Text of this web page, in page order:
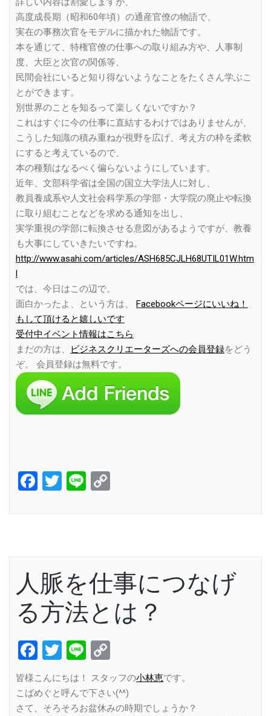
高度成長期（昭和60年頃）の通産官僚の物語で、
実在の事務次官をモデルに描かれた物語です。
本を通じて、特権官僚の仕事への取り組み方や、人事制
度、大臣と次官の関係等、
民間会社にいると知り得ないようなことをたくさん学ぶこ
とができます。
別世界のことを知るって楽しくないですか？
これはすぐに今の仕事に直結するわけではありませんが、
こうした知識の積み重ねが視野を広げ、考え方の枠を柔軟
にすると考えているので、
本の種類はなるべく偏らないようにしています。
近年、文部科学省は全国の国立大学法人に対し、
教員養成系や人文社会科学系の学部・大学院の廃止や転換
に取り組むことなどを求める通知を出し、
実学重視の学部に転換させる意図があるようですが、教養
も大事にしていきたいですね。
http://www.asahi.com/articles/ASH685CJLH68UTIL01W.htm
l
では、今日はこの辺で。
面白かったよ、という方は、 Facebookページにいいね！
もして頂けると嬉しいです
受付中イベント情報はこちら
まだの方は、
ビジネスクリエーターズへの会員登録をどう
ぞ。 会員登録は無料です。
Facebook
Twitter
Line
人脈を仕事につなげ
る方法とは？
Facebook
Twitter
Line
Link
皆様こんにちは！ スタッフの小林恵です。
こばめぐと呼んで下さい(^^)
さて、そろそろお盆休みの時期でしょうか？